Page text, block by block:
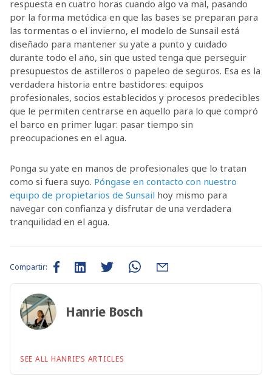
respuesta en cuatro horas cuando algo va mal, pasando
por la forma metódica en que las bases se preparan para
las tormentas o el invierno, el modelo de Sunsail está
diseñado para mantener su yate a punto y cuidado
durante todo el año, sin que usted tenga que perseguir
presupuestos de astilleros o papeleo de seguros. Esa es la
verdadera historia entre bastidores: equipos
profesionales, socios establecidos y procesos predecibles
que le permiten centrarse en aquello para lo que compró
el barco en primer lugar: pasar tiempo sin
preocupaciones en el agua.
Ponga su yate en manos de profesionales que lo tratan
como si fuera suyo. Póngase en contacto con nuestro
equipo de propietarios de Sunsail hoy mismo para
navegar con confianza y disfrutar de una verdadera
tranquilidad en el agua.
Compartir:
Hanrie Bosch
SEE ALL HANRIE’S ARTICLES